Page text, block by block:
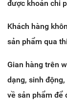
được khoản chi
Khách hàng
sản phẩm qua
Gian hàng trên
dạng, sinh
về sản phẩm để